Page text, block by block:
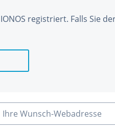
registriert. Falls Sie
Ihre Wunsch-Webadresse